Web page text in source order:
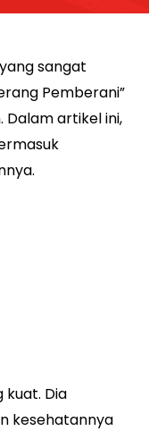
sangat
Pemberani”
artikel ini,
kuat. Dia
kesehatannya